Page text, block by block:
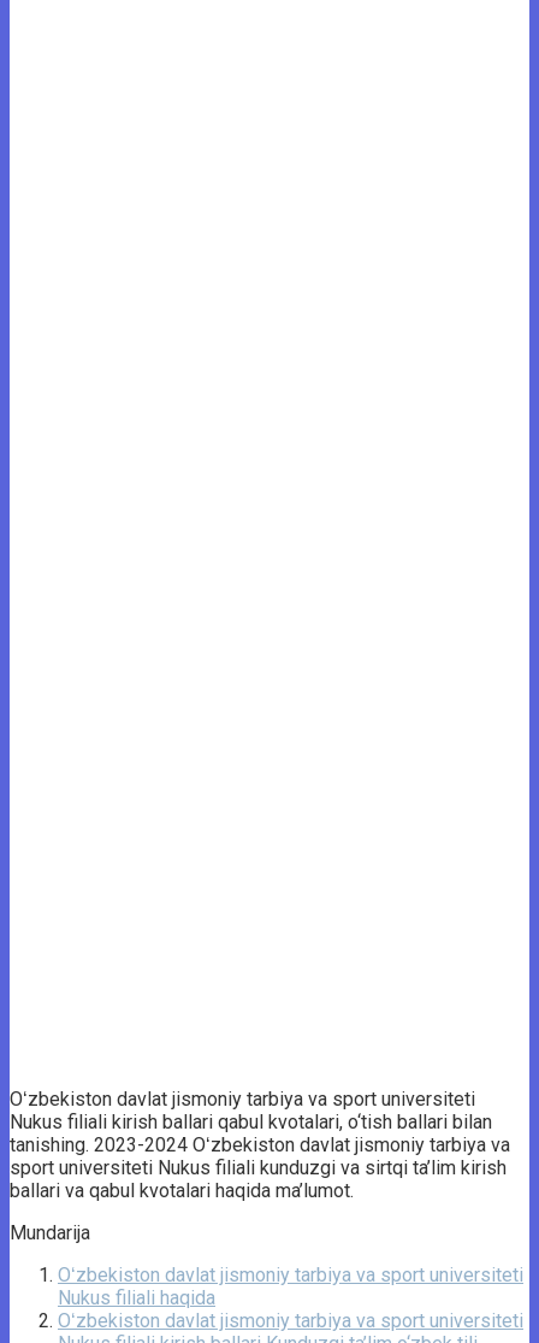
Oʻzbekiston davlat jismoniy tarbiya va sport universiteti
Nukus filiali kirish ballari qabul kvotalari, o‘tish ballari bilan
tanishing. 2023-2024 Oʻzbekiston davlat jismoniy tarbiya va
sport universiteti Nukus filiali kunduzgi va sirtqi ta’lim kirish
ballari va qabul kvotalari haqida ma’lumot.
Mundarija
Oʻzbekiston davlat jismoniy tarbiya va sport universiteti
Nukus filiali haqida
Oʻzbekiston davlat jismoniy tarbiya va sport universiteti